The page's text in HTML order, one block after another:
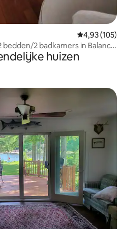
Gemiddelde
4,93 (105)
2 badkamers in Balance
huizen